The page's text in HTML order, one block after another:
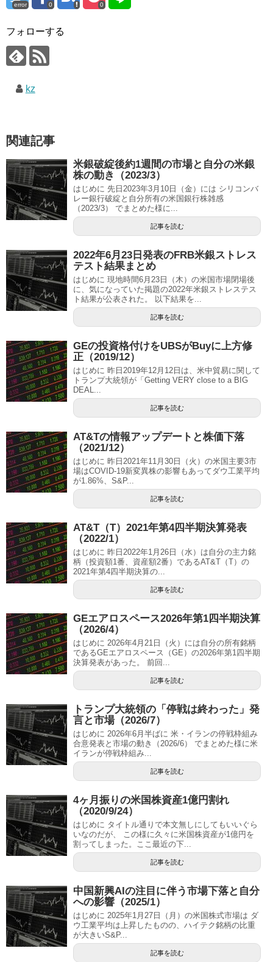
error 0 0
フォローする
kz
関連記事
米銀破綻後約1週間の市場と自分の米銀
株の動き（2023/3）
はじめに 先日2023年3月10日（金）には シリコンバ
レー銀行破綻と自分所有の米国銀行株雑感
（2023/3） でまとめた様に...
記事を読む
2022年6月23日発表のFRB米銀ストレス
テスト結果まとめ
はじめに 現地時間6月23日（木）の米国市場閉場後
に、気になっていた掲題の2022年米銀ストレステス
ト結果が公表された。 以下結果を...
記事を読む
GEの投資格付けをUBSがBuyに上方修
正（2019/12）
はじめに 昨日2019年12月12日は、米中貿易に関して
トランプ大統領が「Getting VERY close to a BIG
DEAL...
記事を読む
AT&Tの情報アップデートと株価下落
（2021/12）
はじめに 昨日2021年11月30日（火）の米国主要3市
場はCOVID-19新変異株の影響もあってダウ工業平均
が1.86%、S&P...
記事を読む
AT&T（T）2021年第4四半期決算発表
（2022/1）
はじめに 昨日2022年1月26日（水）は自分の主力銘
柄（投資額1番、資産額2番）であるAT&T（T）の
2021年第4四半期決算の...
記事を読む
GEエアロスペース2026年第1四半期決算
（2026/4）
はじめに 2026年4月21日（火）には自分の所有銘柄
であるGEエアロスペース（GE）の2026年第1四半期
決算発表があった。 前回...
記事を読む
トランプ大統領の「停戦は終わった」発
言と市場（2026/7）
はじめに 2026年6月半ばに 米・イランの停戦枠組み
合意発表と市場の動き（2026/6） でまとめた様に米
イランが停戦枠組み...
記事を読む
4ヶ月振りの米国株資産1億円割れ
（2020/9/24）
はじめに タイトル通りで本文無しにしてもいいぐら
いなのだが、 この様に久々に米国株資産が1億円を
割ってしまった。ここ最近の下...
記事を読む
中国新興AIの注目に伴う市場下落と自分
への影響（2025/1）
はじめに 2025年1月27日（月）の米国株式市場は ダ
ウ工業平均は上昇したものの、ハイテク銘柄の比重
が大きいS&P...
記事を読む